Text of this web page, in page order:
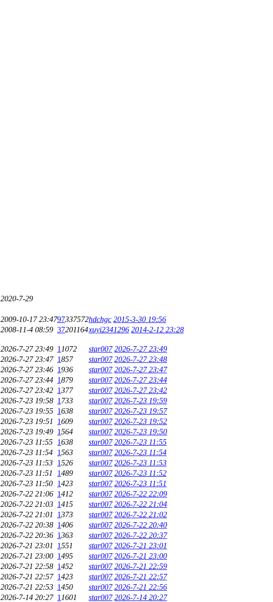
2020-7-29
2009-10-17 23:4797337572hdchgc 2015-3-30 19:56
2008-11-4 08:59 37201164xuyi2341296 2014-2-12 23:28
2026-7-27 23:49 1 1072 star007 2026-7-27 23:49
2026-7-27 23:47 1857 star007 2026-7-27 23:48
2026-7-27 23:46 1936 star007 2026-7-27 23:47
2026-7-27 23:44 1879 star007 2026-7-27 23:44
2026-7-27 23:42 1377 star007 2026-7-27 23:42
2026-7-23 19:58 1 733 star007 2026-7-23 19:59
2026-7-23 19:55 1638 star007 2026-7-23 19:57
2026-7-23 19:51 1609 star007 2026-7-23 19:52
2026-7-23 19:49 1564 star007 2026-7-23 19:50
2026-7-23 11:55 1638 star007 2026-7-23 11:55
2026-7-23 11:54 1563 star007 2026-7-23 11:54
2026-7-23 11:53 1526 star007 2026-7-23 11:53
2026-7-23 11:51 1489 star007 2026-7-23 11:52
2026-7-23 11:50 1423 star007 2026-7-23 11:51
2026-7-22 21:06 1412 star007 2026-7-22 22:09
2026-7-22 21:03 1415 star007 2026-7-22 21:04
2026-7-22 21:01 1373 star007 2026-7-22 21:02
2026-7-22 20:38 1406 star007 2026-7-22 20:40
2026-7-22 20:36 1363 star007 2026-7-22 20:37
2026-7-21 23:01 1551 star007 2026-7-21 23:01
2026-7-21 23:00 1495 star007 2026-7-21 23:00
2026-7-21 22:58 1452 star007 2026-7-21 22:59
2026-7-21 22:57 1423 star007 2026-7-21 22:57
2026-7-21 22:53 1450 star007 2026-7-21 22:56
2026-7-14 20:27 1 1601 star007 2026-7-14 20:27